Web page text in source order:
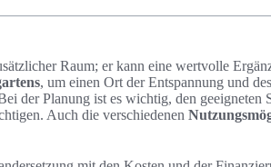
Raum; er kann eine wertvolle
, um einen Ort der Entspannung und
der Planung ist es wichtig, den geeigneten
Auch die verschiedenen